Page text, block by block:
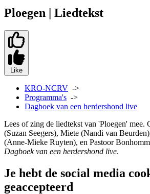
Ploegen | Liedtekst
Like
KRO-NCRV ->
Programma's ->
Dagboek van een herdershond live
Lees of zing de liedtekst van 'Ploegen' mee.
(Suzan Seegers), Miete (Nandi van
(Anne-Mieke Ruyten), en Pastoor
Dagboek van een herdershond live.
Je hebt de social media
geaccepteerd